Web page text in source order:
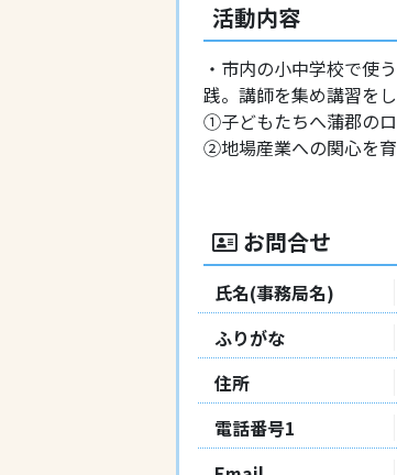
活動内容
・市内の小中学校で使
践。講師を集め講習を
①子どもたちへ蒲郡の
②地場産業への関心を
お問合せ
氏名(事務局名)
ふりがな
住所
電話番号1